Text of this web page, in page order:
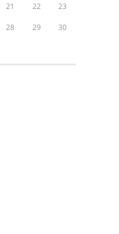
21 22 23
28 29 30